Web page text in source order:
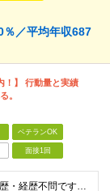
％／平均年収687
！】 行動量と実績
。
ベテランOK
面接1回
＜履歴書不要！未経験OK！学歴・経歴不問です＞ ◆スキル・資格は一切不要 ◆職種・業種未経験歓迎 ◆第二新卒・ブランク・社会人デビューOK ＜こんな方にピッタリ！＞ □収入もお休みも大切にしたい方